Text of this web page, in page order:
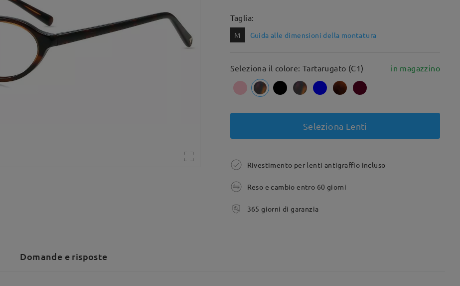
Taglia:
M Guida alle dimensioni della montatura
Seleziona il colore: Tartarugato (C1) in magazzino
Seleziona Lenti
Rivestimento per lenti antigraffio incluso
Reso e cambio entro 60 giorni
365 giorni di garanzia
Domande e risposte